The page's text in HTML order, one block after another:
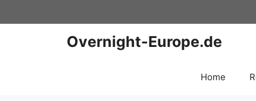
Inhalt
Overnight-Europe.de
Home